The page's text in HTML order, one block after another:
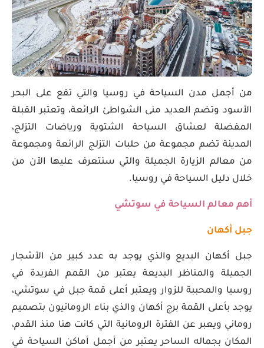
من أجمل مدن السياحة في روسيا والتي تقع على البحر
الأسود وتضم العديد منى الشواطئ الرائعة، وتعتبر القبلة
المفضلة لعشاق السياحة الشتوية ورياضات التزلج،
المدينة تضم مجموعة من حلبات التزلج الرائعة ومجموعة
من معالم الزيارة الجميلة والتي سنتعرف عليها الآن من
خلال دليل السياحة في روسيا.
أهم معالم السياحة في سوتشي
جبل أكهان
جبل أكهان البديع والذي يوجد به عدد كبير من الأشجار
الجميلة والمناظر البديعة يعتبر من القمم الفريدة في
روسيا والمحببة للزوار ويعتبر أعلى قمة جبل في سوتشي،
يوجد بأعلى القمة برج أكهان والذي بناء الرومانيون بتصميم
روماني ويعبر عن الفترة الرومانية التي كانت هنا منذ القدم،
المكان بجماله الساحر يعتبر من أجمل أماكن السياحة في